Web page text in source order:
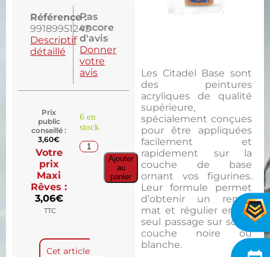
Les Citadel Base sont
des peintures
acryliques de qualité
supérieure,
spécialement conçues
pour être appliquées
facilement et
rapidement sur la
couche de base
ornant vos figurines.
Leur formule permet
d’obtenir un rendu
mat et régulier en un
seul passage sur sous-
couche noire ou
blanche.
Référence :
99189951243
Descriptif
détaillé
Pas
encore
d'avis
Donner
votre
avis
Prix
public
conseillé :
3,60€
Votre
prix
Maxi
Rêves :
3,06€
TTC
6 en
stock
Ajouter
au
panier
Cet article